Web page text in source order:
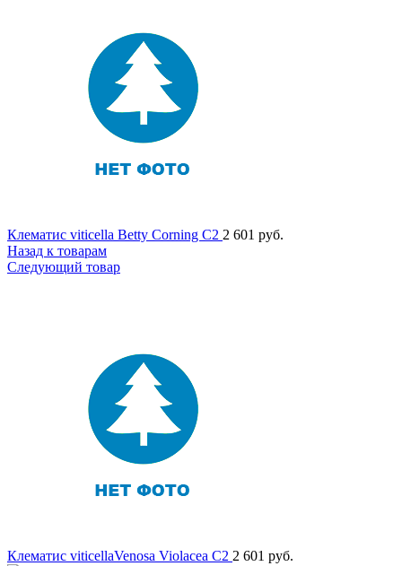
Клематис viticella Betty Corning C2 2 601 руб.
Назад к товарам
Следующий товар
Клематис viticellaVenosa Violacea C2 2 601 руб.